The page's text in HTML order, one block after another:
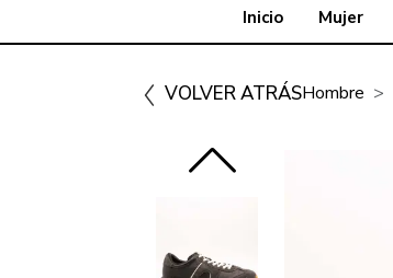
Inicio Mujer
VOLVER ATRÁSHombre